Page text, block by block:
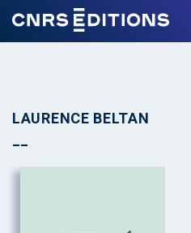
LAURENCE BELTAN